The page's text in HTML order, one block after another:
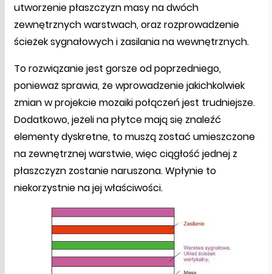
utworzenie płaszczyzn masy na dwóch
zewnętrznych warstwach, oraz rozprowadzenie
ścieżek sygnałowych i zasilania na wewnętrznych.
To rozwiązanie jest gorsze od poprzedniego,
ponieważ sprawia, że wprowadzenie jakichkolwiek
zmian w projekcie mozaiki połączeń jest trudniejsze.
Dodatkowo, jeżeli na płytce mają się znaleźć
elementy dyskretne, to muszą zostać umieszczone
na zewnętrznej warstwie, więc ciągłość jednej z
płaszczyzn zostanie naruszona. Wpłynie to
niekorzystnie na jej właściwości.